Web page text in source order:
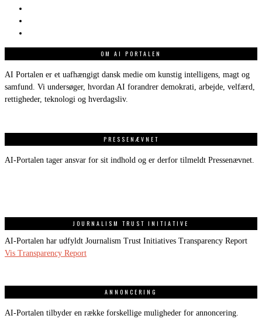
OM AI PORTALEN
AI Portalen er et uafhængigt dansk medie om kunstig intelligens, magt og
samfund. Vi undersøger, hvordan AI forandrer demokrati, arbejde, velfærd,
rettigheder, teknologi og hverdagsliv.
PRESSENÆVNET
AI-Portalen tager ansvar for sit indhold og er derfor tilmeldt Pressenævnet.
JOURNALISM TRUST INITIATIVE
AI-Portalen har udfyldt Journalism Trust Initiatives Transparency Report
Vis Transparency Report
ANNONCERING
AI-Portalen tilbyder en række forskellige muligheder for annoncering.